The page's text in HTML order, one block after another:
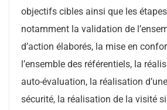
objectifs cibles ainsi que les
notamment la validation de
d’action élaborés, la mise en
l’ensemble des référentiels, la
auto-évaluation, la réalisation
sécurité, la réalisation de la visité